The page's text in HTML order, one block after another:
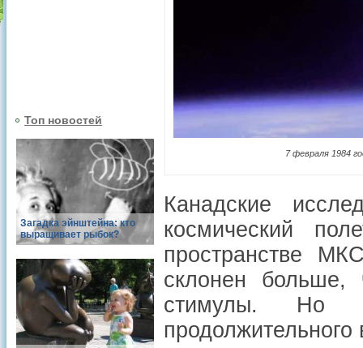
Топ новостей
Загадка эйнштейна: кто
выращивает рыбок?
7 февраля 1984
Канадские
космический
пространстве
склонен больше,
стимулы. Но
продолжительного